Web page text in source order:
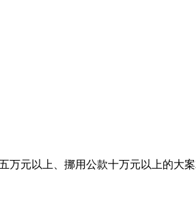
万元以上、挪用公款十万元以上的大案